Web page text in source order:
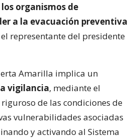
organismos de
a la evacuación preventiva
el representante del presidente
Amarilla implica un
vigilancia, mediante el
de las condiciones de
vulnerabilidades asociadas
y activando al Sistema